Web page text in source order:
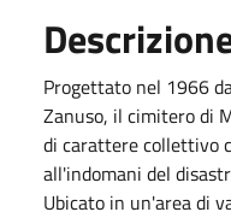
Progettato nel 1966
Zanuso, il cimitero di
di carattere collettivo
all'indomani del
Ubicato in un'area di